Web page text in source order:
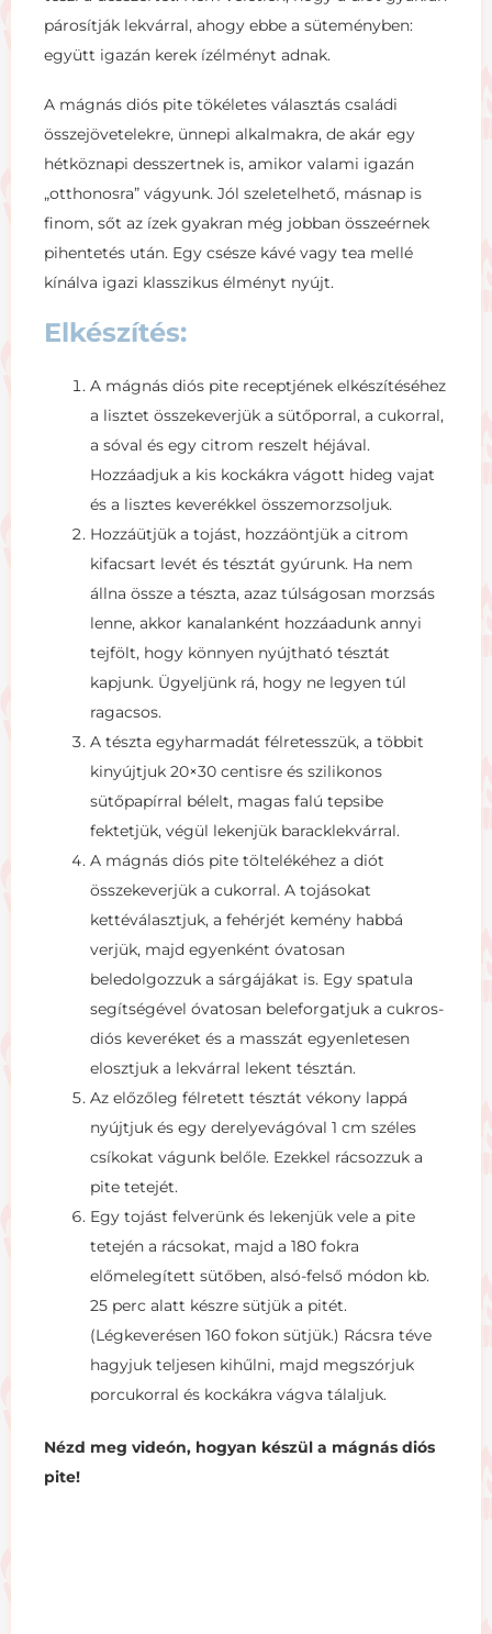
párosítják lekvárral, ahogy ebbe a süteményben:
együtt igazán kerek ízélményt adnak.
A mágnás diós pite tökéletes választás családi
összejövetelekre, ünnepi alkalmakra, de akár egy
hétköznapi desszertnek is, amikor valami igazán
„otthonosra” vágyunk. Jól szeletelhető, másnap is
finom, sőt az ízek gyakran még jobban összeérnek
pihentetés után. Egy csésze kávé vagy tea mellé
kínálva igazi klasszikus élményt nyújt.
Elkészítés:
A mágnás diós pite receptjének elkészítéséhez
a lisztet összekeverjük a sütőporral, a cukorral,
a sóval és egy citrom reszelt héjával.
Hozzáadjuk a kis kockákra vágott hideg vajat
és a lisztes keverékkel összemorzsoljuk.
Hozzáütjük a tojást, hozzáöntjük a citrom
kifacsart levét és tésztát gyúrunk. Ha nem
állna össze a tészta, azaz túlságosan morzsás
lenne, akkor kanalanként hozzáadunk annyi
tejfölt, hogy könnyen nyújtható tésztát
kapjunk. Ügyeljünk rá, hogy ne legyen túl
ragacsos.
A tészta egyharmadát félretesszük, a többit
kinyújtjuk 20×30 centisre és szilikonos
sütőpapírral bélelt, magas falú tepsibe
fektetjük, végül lekenjük baracklekvárral.
A mágnás diós pite töltelékéhez a diót
összekeverjük a cukorral. A tojásokat
kettéválasztjuk, a fehérjét kemény habbá
verjük, majd egyenként óvatosan
beledolgozzuk a sárgájákat is. Egy spatula
segítségével óvatosan beleforgatjuk a cukros-
diós keveréket és a masszát egyenletesen
elosztjuk a lekvárral lekent tésztán.
Az előzőleg félretett tésztát vékony lappá
nyújtjuk és egy derelyevágóval 1 cm széles
csíkokat vágunk belőle. Ezekkel rácsozzuk a
pite tetejét.
Egy tojást felverünk és lekenjük vele a pite
tetején a rácsokat, majd a 180 fokra
előmelegített sütőben, alsó-felső módon kb.
25 perc alatt készre sütjük a pitét.
(Légkeverésen 160 fokon sütjük.) Rácsra téve
hagyjuk teljesen kihűlni, majd megszórjuk
porcukorral és kockákra vágva tálaljuk.
Nézd meg videón, hogyan készül a mágnás diós
pite!